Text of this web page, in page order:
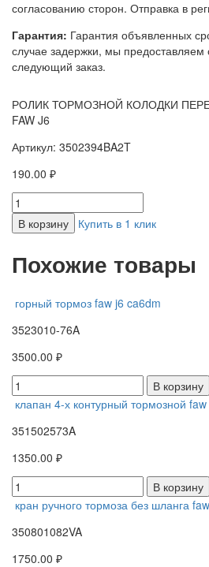
согласованию сторон. Отправка в
Гарантия: Гарантия объявленных
случае задержки, мы предоставляем
следующий заказ.
РОЛИК ТОРМОЗНОЙ КОЛОДКИ
FAW J6
Артикул: 3502394BA2T
190.00 ₽
В корзину Купить в 1 клик
Похожие товары
горный тормоз faw j6 ca6dm
3523010-76A
3500.00 ₽
В корзину
клапан 4-х контурный тормозной faw
351502573A
1350.00 ₽
В корзину
кран ручного тормоза без шланга
350801082VA
1750.00 ₽